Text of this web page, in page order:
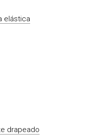
elástica
drapeado